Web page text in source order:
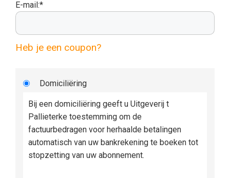
E-mail:*
Heb je een coupon?
Domiciliëring
Bij een domiciliëring geeft u Uitgeverij t
Pallieterke toestemming om de
factuurbedragen voor herhaalde betalingen
automatisch van uw bankrekening te boeken tot
stopzetting van uw abonnement.